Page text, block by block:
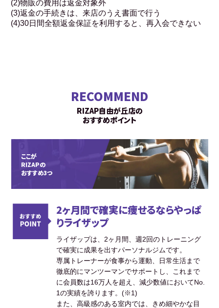
(2)物販の費用は返金対象外
(3)返金の手続きは、来店のうえ書面で行う
(4)30日間全額返金保証を利用すると、再入会できない
RECOMMEND
RIZAP自由が丘店の
おすすめポイント
ここが
RIZAPの
おすすめ3つ
2ヶ月間で確実に痩せるならやっぱ
りライザップ
ライザップは、2ヶ月間、週2回のトレーニング
で確実に成果を出すパーソナルジムです。
専属トレーナーが食事から運動、日常生活まで
徹底的にマンツーマンでサポートし、これまで
に会員数は16万人を超え、減少数値においてNo.
1の実績を誇ります。(※1)
また、高級感のある室内では、きめ細やかな目